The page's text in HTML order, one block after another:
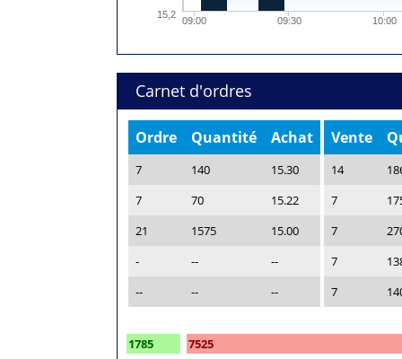
09:00 09:30 10:00
15,2
Carnet d'ordres
Ordre Quantité Achat
7 140
15.30
7
70
15.22
21
1575
15.00
-
--
--
--
-- --
Vente
14
7
7
7
7
1785
7525